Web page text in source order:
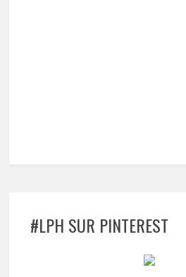
#LPH SUR PINTEREST